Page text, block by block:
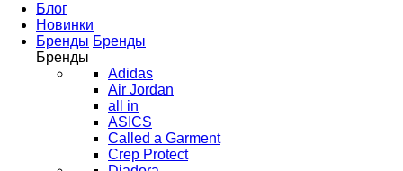
Блог
Новинки
Бренды Бренды
Бренды
Adidas
Air Jordan
all in
ASICS
Called a Garment
Crep Protect